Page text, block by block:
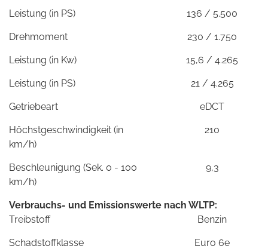
Leistung (in PS) 136 / 5.500
Drehmoment 230 / 1.750
Leistung (in Kw) 15,6 / 4.265
Leistung (in PS) 21 / 4.265
Getriebeart eDCT
Höchstgeschwindigkeit (in
km/h)
210
Beschleunigung (Sek. 0 - 100
km/h)
9,3
Verbrauchs- und Emissionswerte nach WLTP:
Treibstoff
Benzin
Schadstoffklasse Euro 6e